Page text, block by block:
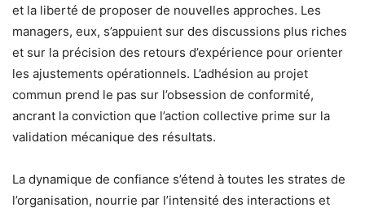
et la liberté de proposer de nouvelles approches. Les
managers, eux, s’appuient sur des discussions plus riches
et sur la précision des retours d’expérience pour orienter
les ajustements opérationnels. L’adhésion au projet
commun prend le pas sur l’obsession de conformité,
ancrant la conviction que l’action collective prime sur la
validation mécanique des résultats.
La dynamique de confiance s’étend à toutes les strates de
l’organisation, nourrie par l’intensité des interactions et